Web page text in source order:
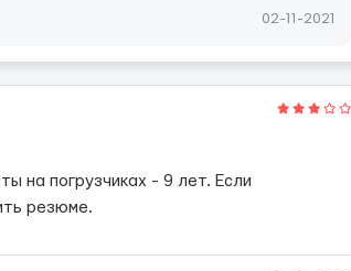
02-11-2021
на погрузчиках - 9 лет. Если
резюме.